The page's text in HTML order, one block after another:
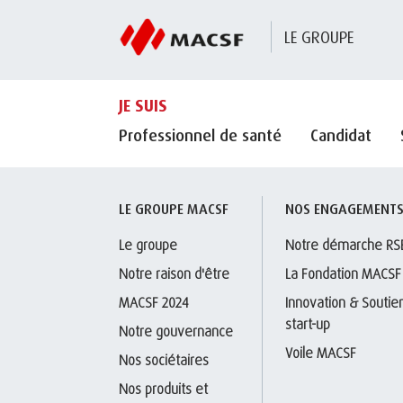
LE GROUPE
JE SUIS
Professionnel de santé
Candidat
LE GROUPE MACSF
Le groupe
Notre raison d'être
MACSF 2024
Notre gouvernance
Nos sociétaires
Nos produits et
NOS ENGAGEMENTS
Notre démarche
La Fondation MACSF
Innovation &
start-up
Voile MACSF